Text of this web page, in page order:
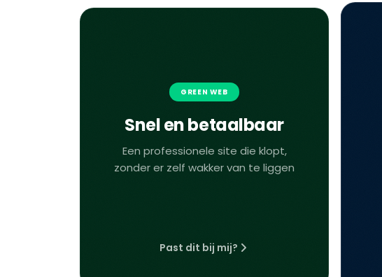
GREEN WEB
Snel en betaalbaar
Een professionele site die klopt,
zonder er zelf wakker van te liggen
Past dit bij mij?